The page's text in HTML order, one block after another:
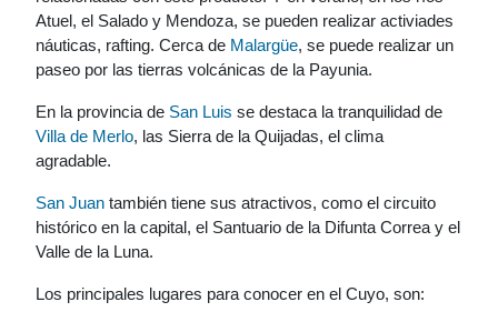
Atuel, el Salado y Mendoza, se pueden realizar activiades
náuticas, rafting. Cerca de Malargüe, se puede realizar un
paseo por las tierras volcánicas de la Payunia.
En la provincia de San Luis se destaca la tranquilidad de
Villa de Merlo, las Sierra de la Quijadas, el clima
agradable.
San Juan también tiene sus atractivos, como el circuito
histórico en la capital, el Santuario de la Difunta Correa y el
Valle de la Luna.
Los principales lugares para conocer en el Cuyo, son: